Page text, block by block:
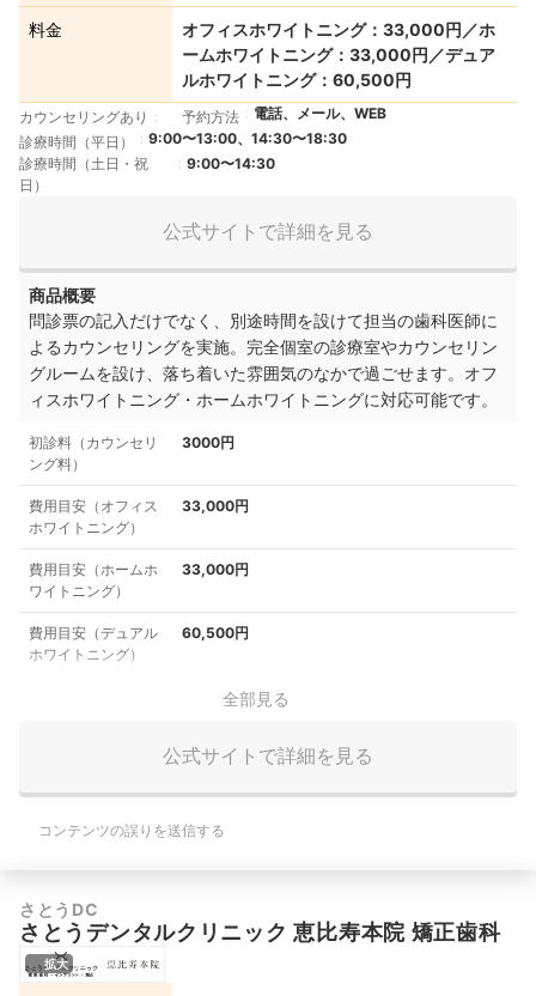
料金
オフィスホワイトニング：33,000円／ホ
ームホワイトニング：33,000円／デュア
ルホワイトニング：60,500円
カウンセリングあり 予約方法
電話、メール、WEB
診療時間（平日）
9:00〜13:00、14:30〜18:30
診療時間（土日・祝
日）
9:00〜14:30
公式サイトで詳細を見る
商品概要
問診票の記入だけでなく、別途時間を設けて担当の歯科医師に
よるカウンセリングを実施。完全個室の診療室やカウンセリン
グルームを設け、落ち着いた雰囲気のなかで過ごせます。オフ
ィスホワイトニング・ホームホワイトニングに対応可能です。
初診料（カウンセリ
ング料）
3000円
費用目安（オフィス
ホワイトニング）
33,000円
費用目安（ホームホ
ワイトニング）
33,000円
費用目安（デュアル
ホワイトニング）
60,500円
全部見る
公式サイトで詳細を見る
コンテンツの誤りを送信する
さとうDC
さとうデンタルクリニック 恵比寿本院 矯正歯科
拡大